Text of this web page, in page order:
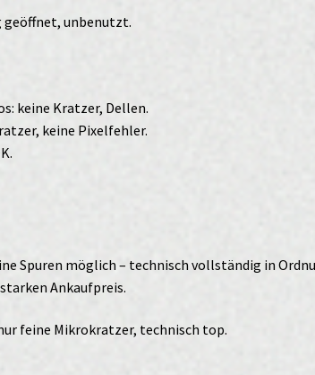
geöffnet, unbenutzt.
keine Kratzer, Dellen.
keine Pixelfehler.
Spuren möglich – technisch vollständig in
Ankaufpreis.
feine Mikrokratzer, technisch top.